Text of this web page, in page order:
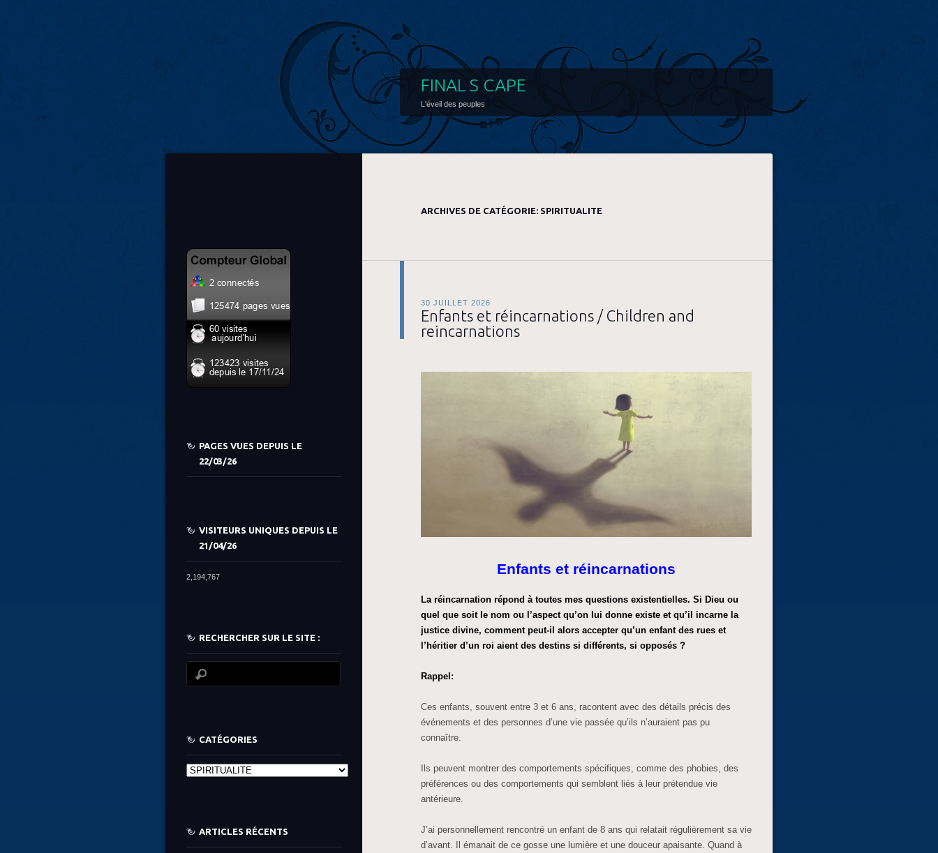
FINAL S CAPE
L'éveil des peuples
ARCHIVES DE CATÉGORIE: SPIRITUALITE
30 JUILLET 2026
Enfants et réincarnations / Children and
reincarnations
Enfants et réincarnations
La réincarnation répond à toutes mes questions existentielles. Si Dieu ou
quel que soit le nom ou l’aspect qu’on lui donne existe et qu’il incarne la
justice divine, comment peut-il alors accepter qu’un enfant des rues et
l’héritier d’un roi aient des destins si différents, si opposés ?
Rappel:
Ces enfants, souvent entre 3 et 6 ans, racontent avec des détails précis des
événements et des personnes d’une vie passée qu’ils n’auraient pas pu
connaître.
Ils peuvent montrer des comportements spécifiques, comme des phobies, des
préférences ou des comportements qui semblent liés à leur prétendue vie
antérieure.
J’ai personnellement rencontré un enfant de 8 ans qui relatait régulièrement sa vie
d’avant. Il émanait de ce gosse une lumière et une douceur apaisante. Quand à
PAGES VUES DEPUIS LE
22/03/26
VISITEURS UNIQUES DEPUIS LE
21/04/26
2,194,767
RECHERCHER SUR LE SITE :
CATÉGORIES
Catégories
ARTICLES RÉCENTS